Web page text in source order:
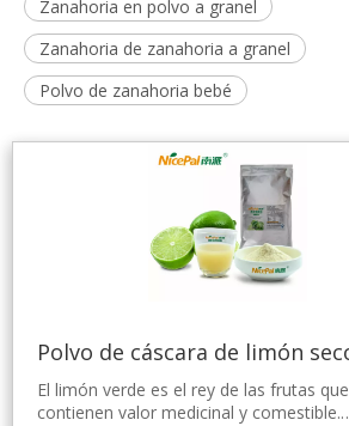
Zanahoria en polvo a granel
Zanahoria de zanahoria a granel
Polvo de zanahoria bebé
El limón verde es el rey de las frutas que
contienen valor medicinal y comestible.